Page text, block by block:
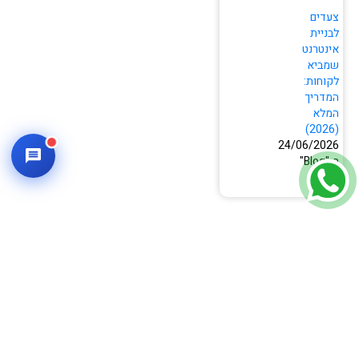
צעדים
לבניית
אינטרנט
שמביא
לקוחות:
המדריך
המלא
(2026)
24/06/2026
ב-"Blog"